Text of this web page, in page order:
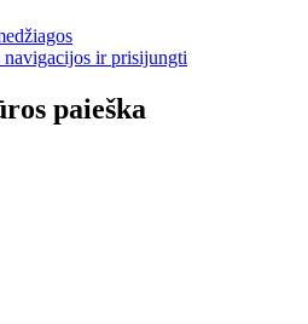
navigacijos ir prisijungti
paieška